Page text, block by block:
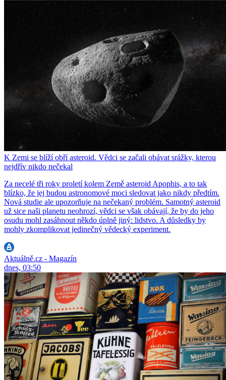
K Zemi se blíží obří asteroid. Vědci se začali obávat srážky, kterou
nejdřív nikdo nečekal
Za necelé tři roky proletí kolem Země asteroid Apophis, a to tak
blízko, že jej budou astronomové moci sledovat jako nikdy předtím.
Nová studie ale upozorňuje na nečekaný problém. Samotný asteroid
už sice naši planetu neohrozí, vědci se však obávají, že by do jeho
osudu mohl zasáhnout někdo úplně jiný: lidstvo. A důsledky by
mohly zkomplikovat jedinečný vědecký experiment.
Aktuálně.cz - Magazín
dnes, 03:50